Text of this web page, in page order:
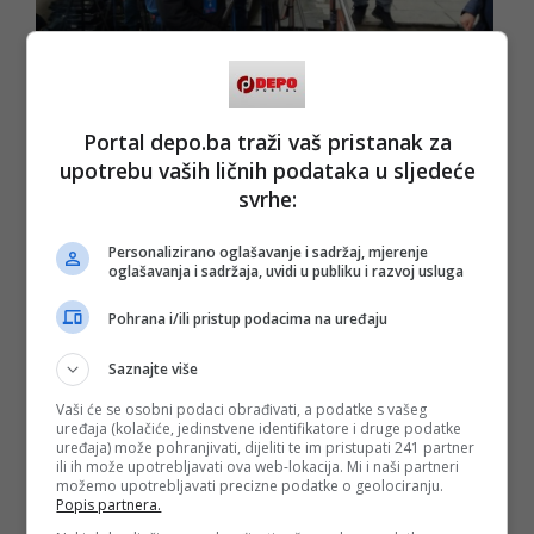
Također je istakao da će danas biti uručene i Šestoaprilske
nagrade, Plakete Grada Sarajeva, nagrade za izuzetno
sportsko zalaganje te za hrabrost.
Sarajevska žičara" koja je odštampana u tiražu od 10.000
primjeraka.
(FENA/md)
PODIJELI NA
Depo.bapratite putem društvenih mrežaTwitteriFacebook
Portal depo.ba traži vaš pristanak za
upotrebu vaših ličnih podataka u sljedeće
svrhe:
Personalizirano oglašavanje i sadržaj, mjerenje
oglašavanja i sadržaja, uvidi u publiku i razvoj usluga
Pohrana i/ili pristup podacima na uređaju
Saznajte više
Vaši će se osobni podaci obrađivati, a podatke s vašeg
uređaja (kolačiće, jedinstvene identifikatore i druge podatke
uređaja) može pohranjivati, dijeliti te im pristupati 241 partner
ili ih može upotrebljavati ova web-lokacija. Mi i naši partneri
možemo upotrebljavati precizne podatke o geolociranju.
Popis partnera.